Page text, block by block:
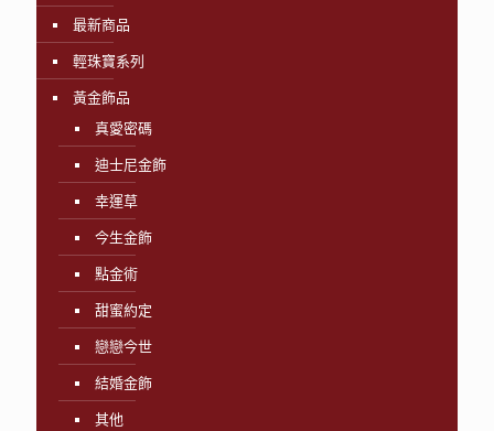
最新商品
輕珠寶系列
黃金飾品
真愛密碼
迪士尼金飾
幸運草
今生金飾
點金術
甜蜜約定
戀戀今世
結婚金飾
其他